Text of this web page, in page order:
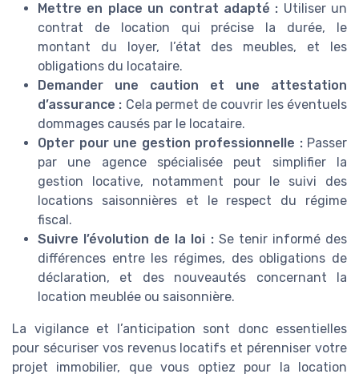
Mettre en place un contrat adapté : Utiliser un
contrat de location qui précise la durée, le
montant du loyer, l’état des meubles, et les
obligations du locataire.
Demander une caution et une attestation
d’assurance : Cela permet de couvrir les éventuels
dommages causés par le locataire.
Opter pour une gestion professionnelle :Passer
par une agence spécialisée peut simplifier la
gestion locative, notamment pour le suivi des
locations saisonnières et le respect du régime
fiscal.
Suivre l’évolution de la loi :Se tenir informé des
différences entre les régimes, des obligations de
déclaration, et des nouveautés concernant la
location meublée ou saisonnière.
La vigilance et l’anticipation sont donc essentielles
pour sécuriser vos revenus locatifs et pérenniser votre
projet immobilier, que vous optiez pour la location